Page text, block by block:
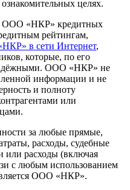
целях.
ООО «НКР» кредитных
рейтингам,
в сети Интернет,
которые, по его
ООО «НКР» не
информации и не
и полноту
или
за любые прямые,
расходы, судебные
или расходы (включая
с любым использованием
ООО «НКР».